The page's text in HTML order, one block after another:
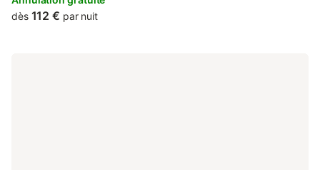
Park.
dès 112 € par nuit